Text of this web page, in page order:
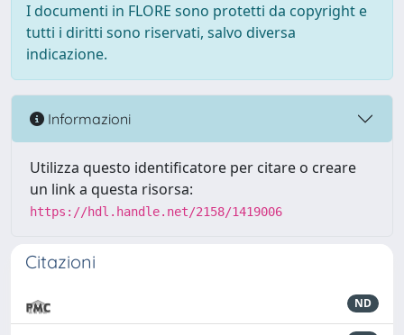
I documenti in FLORE sono protetti da copyright e
tutti i diritti sono riservati, salvo diversa
indicazione.
Informazioni
Utilizza questo identificatore per citare o creare
un link a questa risorsa:
https://hdl.handle.net/2158/1419006
Citazioni
ND